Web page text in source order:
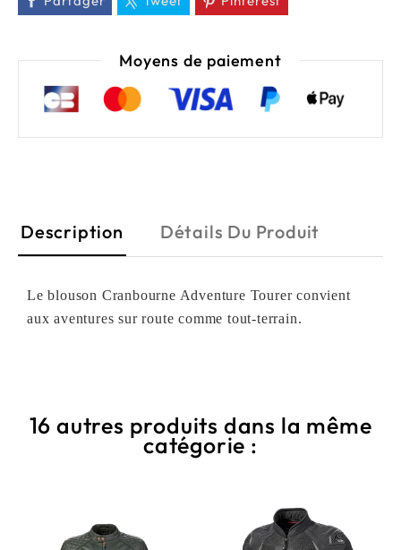
Moyens de paiement
Description Détails Du Produit
Le blouson Cranbourne Adventure Tourer convient
aux aventures sur route comme tout-terrain.
16 autres produits dans la même
catégorie :